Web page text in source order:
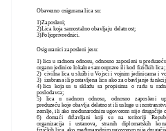
Obavezno osigurana lica su:
1)Zaposleni;
2)Lica koja samostalno obavljaju delatnost;
3)Poljoprivrednici.
Osiguranici zaposleni jesu:
1) lica u radnom odnosu, odnosno zaposleni u
organu jedinice lokalne samouprave ili kod fizičkih lica;
2) civilna lica u službi u Vojsci i vojnim jedinicama i
3) izabrana ili postavljena lica ako za obavljanje
4) lica koja su u skladu sa propisima o radu u
poslodavca;
5) lica u radnom odnosu, odnosno zaposleni
preduzeću koje obavlja delatnost ili usluge u
zemlje, ili ako međunarodnim ugovorom nije drugačije
6) domaći državljani koji su na teritoriji
organizacija i ustanova, stranih diplomatskih